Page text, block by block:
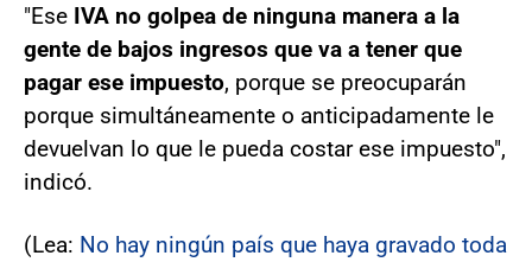
"Ese IVA no golpea de ninguna manera a la
gente de bajos ingresos que va a tener que
pagar ese impuesto, porque se preocuparán
porque simultáneamente o anticipadamente le
devuelvan lo que le pueda costar ese impuesto",
indicó.
(Lea: No hay ningún país que haya gravado toda